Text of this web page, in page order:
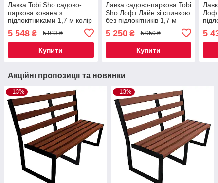
Лавка Tobi Sho садово-
паркова кована з
підлокітниками 1,7 м колір
5 548 ₴ 5 913 ₴
Купити
Лавка садово-паркова Tobi
Sho Лофт Лайн зі спинкою
без підлокітників 1,7 м
5 250₴ 5 950 ₴
Купити
5
Акційні пропозиції та новинки
–13% –13%